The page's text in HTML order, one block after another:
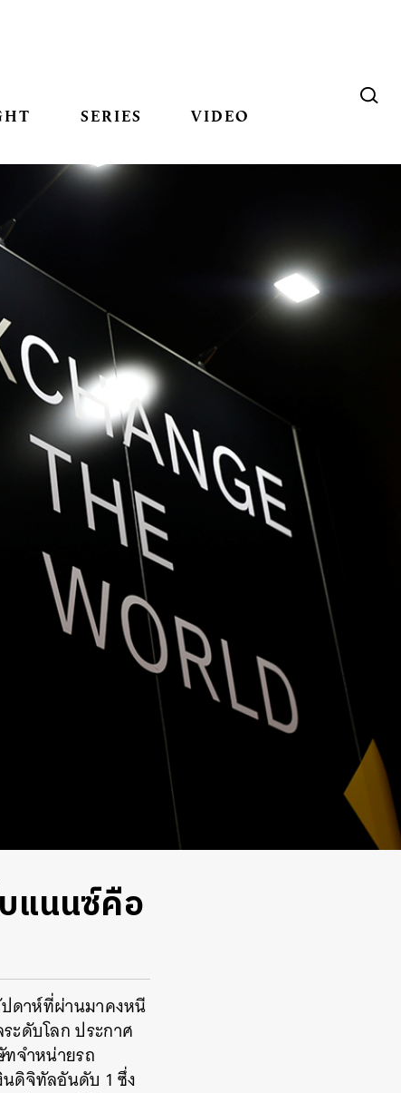
SERIES VIDEO
แนนซ์คือ
ดาห์ที่ผ่านมาคงหนี
ะดับโลก ประกาศ
ทจำหน่ายรถ
ดิจิทัลอันดับ 1 ซึ่ง